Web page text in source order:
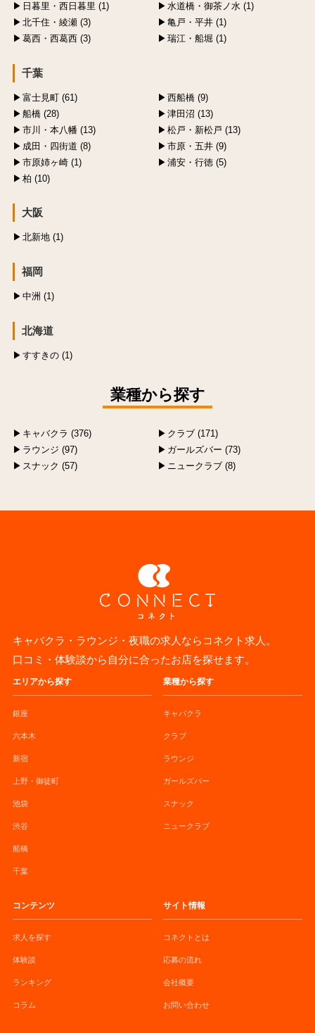
日暮里・西日暮里 (1)
水道橋・御茶ノ水 (1)
北千住・綾瀬 (3)
亀戸・平井 (1)
葛西・西葛西 (3)
瑞江・船堀 (1)
千葉
富士見町 (61)
西船橋 (9)
船橋 (28)
津田沼 (13)
市川・本八幡 (13)
松戸・新松戸 (13)
成田・四街道 (8)
市原・五井 (9)
市原姉ヶ崎 (1)
浦安・行徳 (5)
柏 (10)
大阪
北新地 (1)
福岡
中洲 (1)
北海道
すすきの (1)
業種から探す
キャバクラ (376)
クラブ (171)
ラウンジ (97)
ガールズバー (73)
スナック (57)
ニュークラブ (8)
キャバクラ・ラウンジ・夜職の求人ならコネクト求人。
口コミ・体験談から自分に合ったお店を探せます。
エリアから探す
銀座
六本木
新宿
上野・御徒町
池袋
渋谷
船橋
千葉
業種から探す
キャバクラ
クラブ
ラウンジ
ガールズバー
スナック
ニュークラブ
コンテンツ
求人を探す
体験談
ランキング
コラム
サイト情報
コネクトとは
応募の流れ
会社概要
お問い合わせ